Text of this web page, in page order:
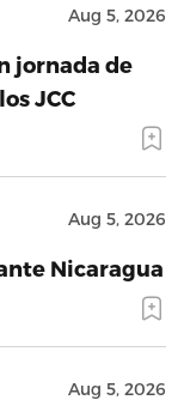
Aug 5, 2026
jornada de
JCC
Aug 5, 2026
Nicaragua
Aug 5, 2026